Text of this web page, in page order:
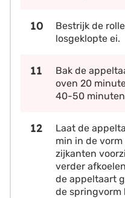
Bestrijk de
losgeklopte ei.
Bak de
oven 20
40-50 minuten
Laat de
min in de
zijkanten
verder
de appeltaart
de springvorm